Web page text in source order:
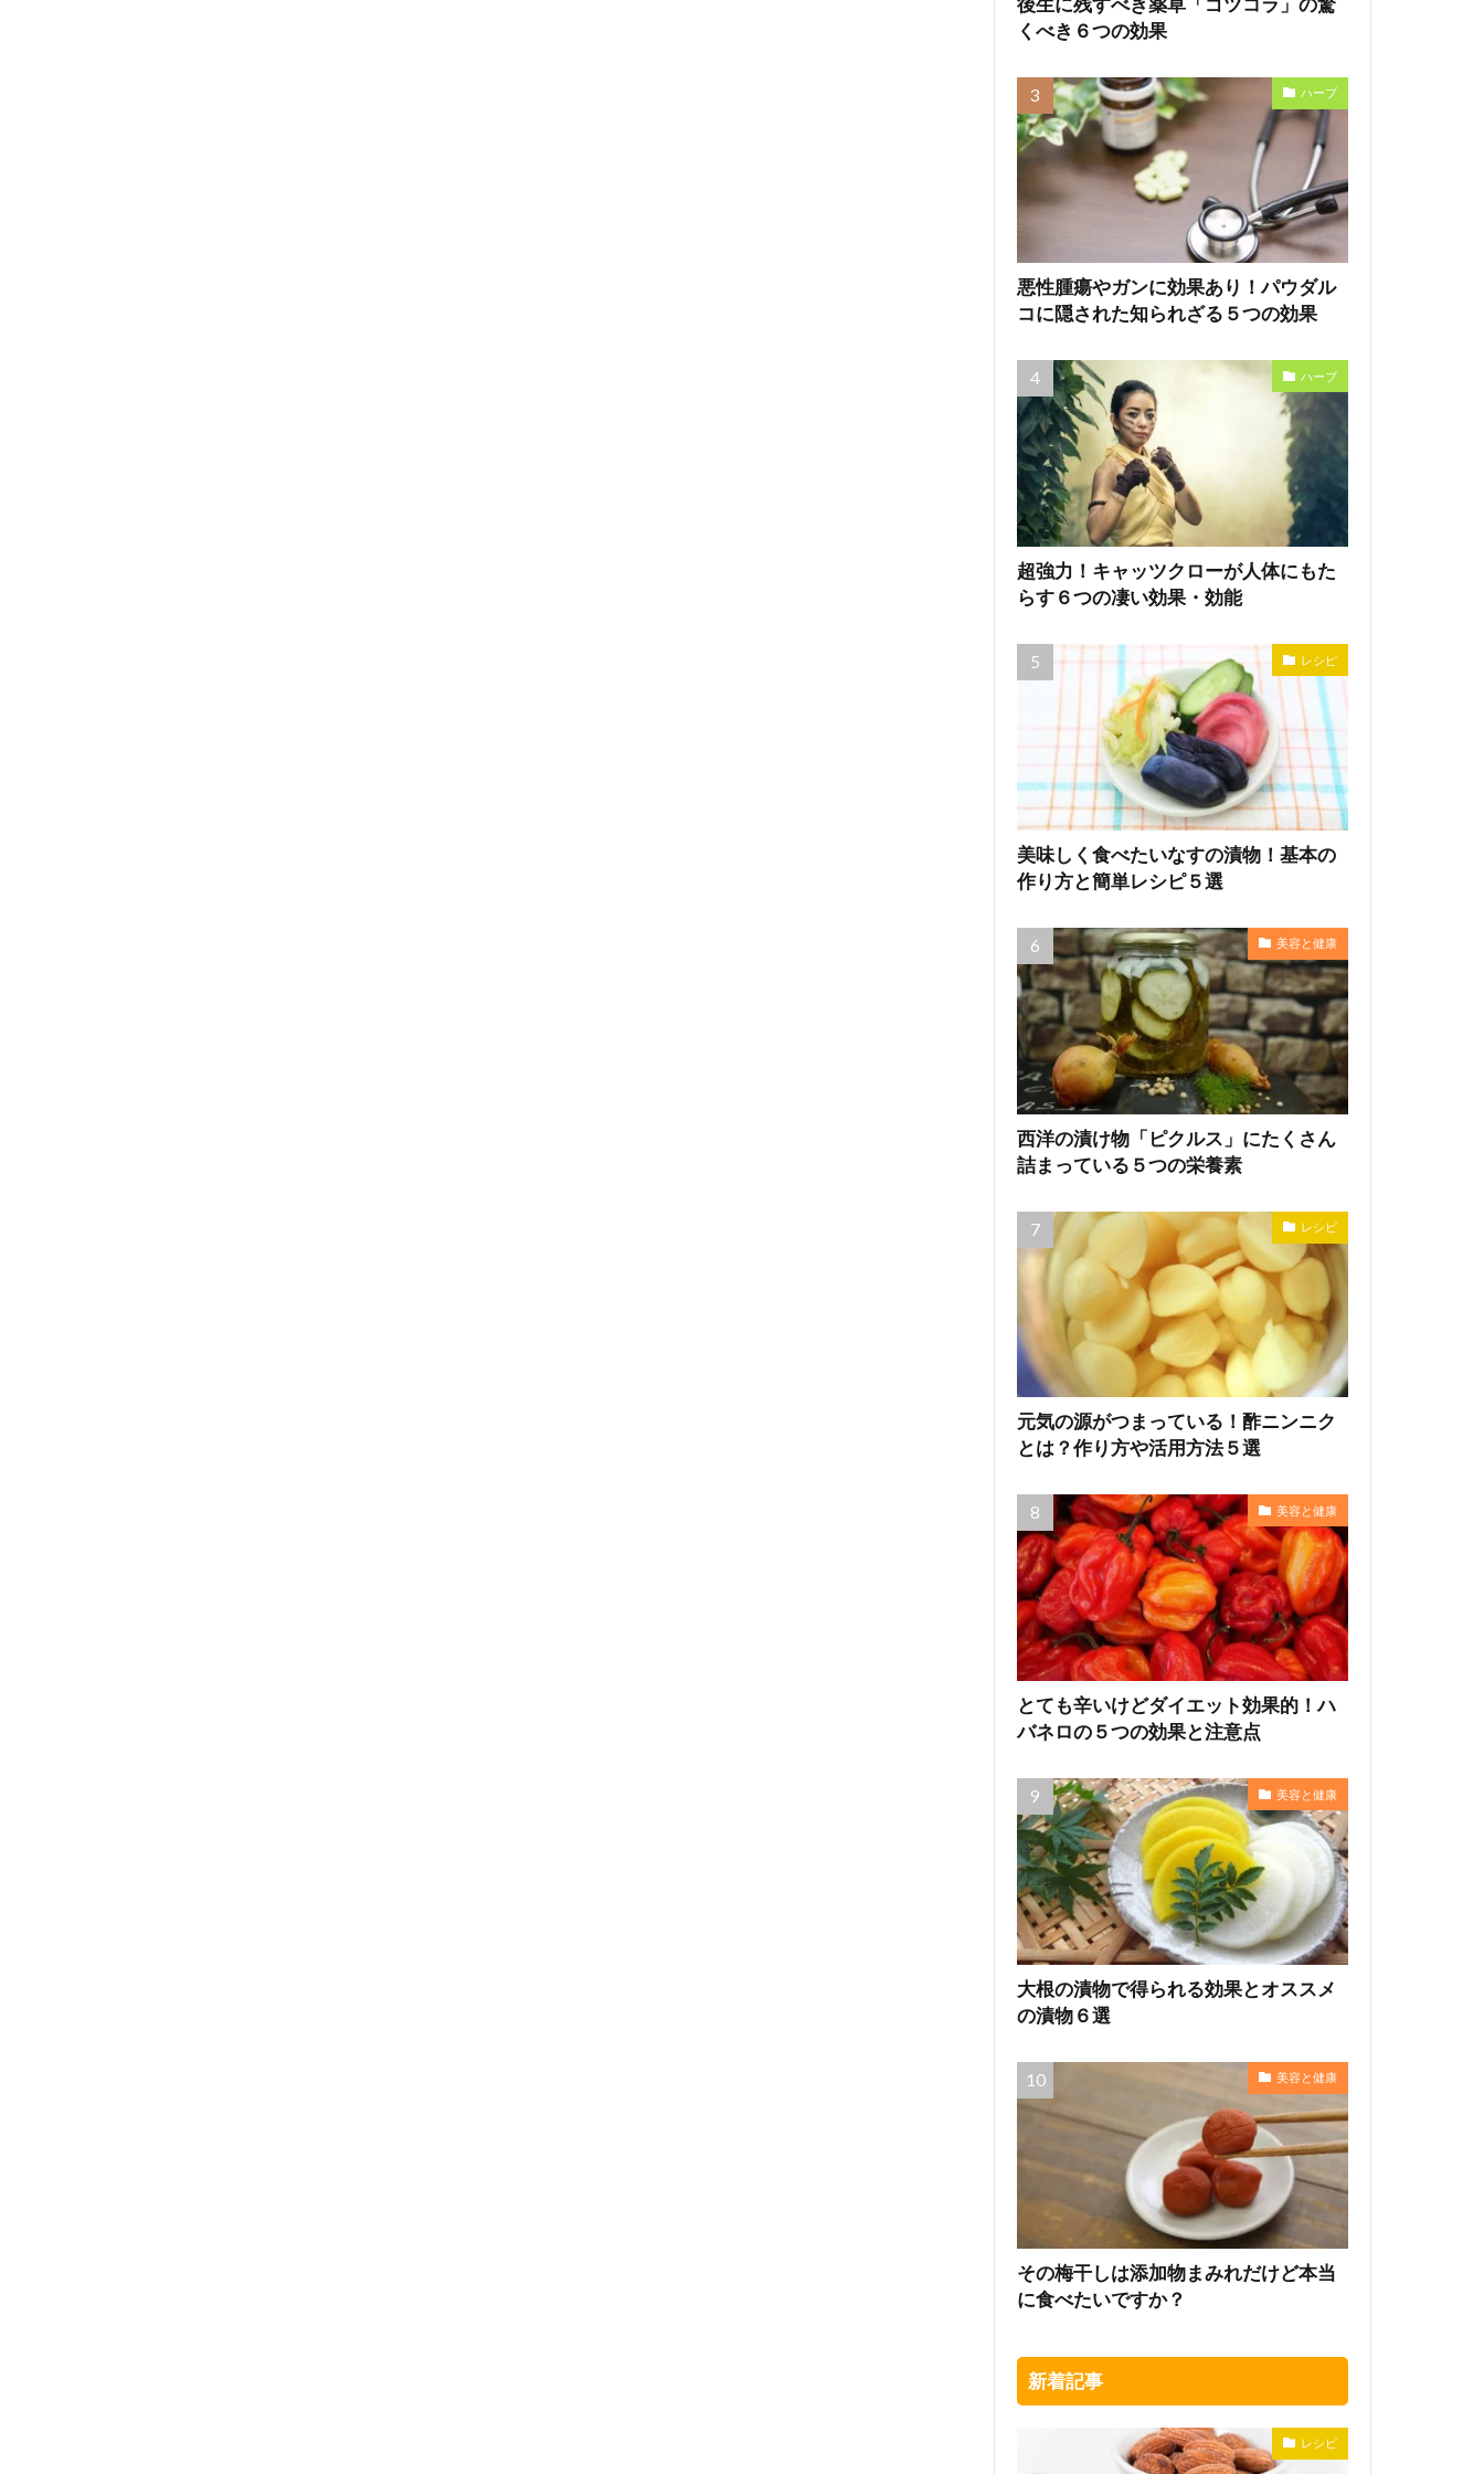
くべき６つの効果
ハーブ
悪性腫瘍やガンに効果あり！パウダル
コに隠された知られざる５つの効果
ハーブ
超強力！キャッツクローが人体にもた
らす６つの凄い効果・効能
レシピ
美味しく食べたいなすの漬物！基本の
作り方と簡単レシピ５選
美容と健康
西洋の漬け物「ピクルス」にたくさん
詰まっている５つの栄養素
レシピ
元気の源がつまっている！酢ニンニク
とは？作り方や活用方法５選
美容と健康
とても辛いけどダイエット効果的！ハ
バネロの５つの効果と注意点
美容と健康
大根の漬物で得られる効果とオススメ
の漬物６選
美容と健康
その梅干しは添加物まみれだけど本当
に食べたいですか？
新着記事
レシピ